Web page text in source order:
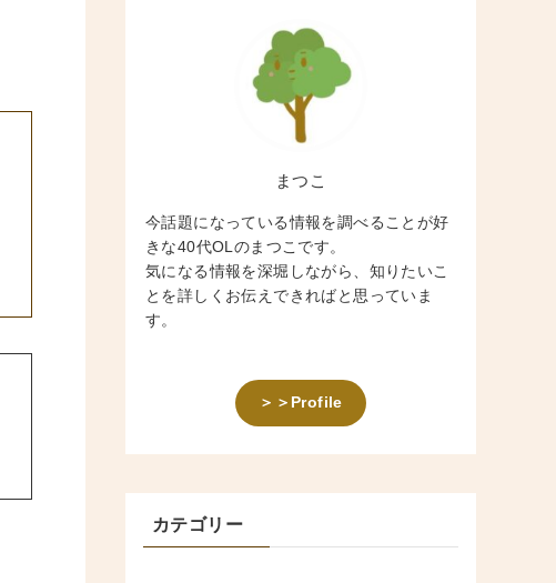
まつこ
今話題になっている情報を調べることが好
きな40代OLのまつこです。
気になる情報を深堀しながら、知りたいこ
とを詳しくお伝えできればと思っていま
す。
＞＞Profile
カテゴリー